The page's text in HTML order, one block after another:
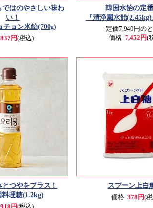
ではのやさしい味わ
い！
チョン米飴(700g)
837円(税込)
韓国水飴の定
『清浄園水飴(2.45kg)
定価7,940円の
価格 7,452円(
つやをプラス！
料理糖(1.2kg)
918円(税込)
スプーン上白
価格 378円(